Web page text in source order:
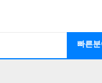
빠른분